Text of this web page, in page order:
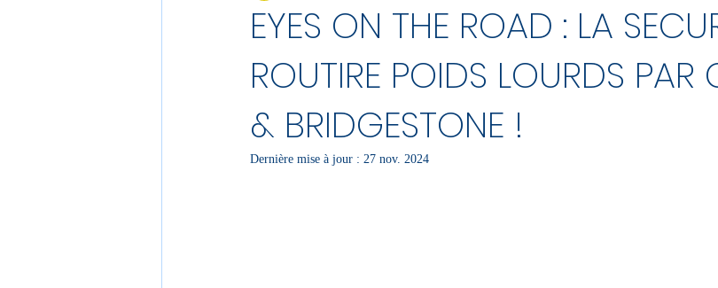
EYES ON THE ROAD : LA
ROUTIRE POIDS LOURDS
& BRIDGESTONE !
Dernière mise à jour : 27 nov. 2024